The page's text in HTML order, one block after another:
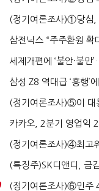
청래 '초접전'...
(정기여론조사)①당심,
'초접전'…대통령 ...
삼전닉스 “주주환원
로이터에 성명...
세제개편에 ‘불안·불만
세 구하기 더 ...
삼성 Z8 역대급 ‘흥행’
목…9월 ‘폴...
(정기여론조사)⑤이 대
7%…일주일 만에 ...
카카오, 2분기 영업익
비 36% 증가...
(정기여론조사)④최고
원 '양강'…서미...
(특징주)SK디앤디, 금
장 초반 상한가...
(정기여론조사)⑥민주